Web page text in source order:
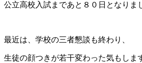
公立高校入試まであと８０日となりま
最近は、学校の三者懇談も終わり、
生徒の顔つきが若干変わった気もしま